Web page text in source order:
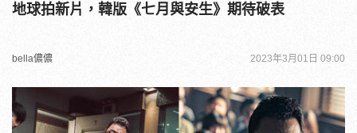
地球拍新片，韓版《七月與安生》期待破表
bella儂儂 2023年3月01日 09:00